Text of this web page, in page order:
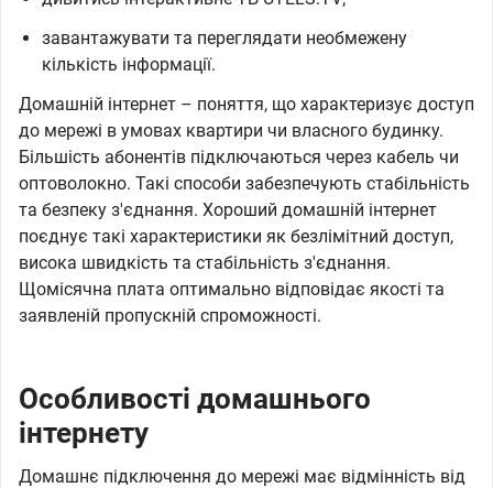
завантажувати та переглядати необмежену
кількість інформації.
Домашній інтернет – поняття, що характеризує доступ
до мережі в умовах квартири чи власного будинку.
Більшість абонентів підключаються через кабель чи
оптоволокно. Такі способи забезпечують стабільність
та безпеку з'єднання. Хороший домашній інтернет
поєднує такі характеристики як безлімітний доступ,
висока швидкість та стабільність з'єднання.
Щомісячна плата оптимально відповідає якості та
заявленій пропускній спроможності.
Особливості домашнього
інтернету
Домашнє підключення до мережі має відмінність від